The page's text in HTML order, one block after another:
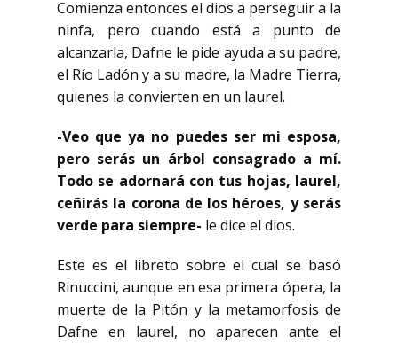
Comienza entonces el dios a perseguir a la
ninfa, pero cuando está a punto de
alcanzarla, Dafne le pide ayuda a su padre,
el Río Ladón y a su madre, la Madre Tierra,
quienes la convierten en un laurel.
-Veo que ya no puedes ser mi esposa,
pero serás un árbol consagrado a mí.
Todo se adornará con tus hojas, laurel,
ceñirás la corona de los héroes, y serás
verde para siempre- le dice el dios.
Este es el libreto sobre el cual se basó
Rinuccini, aunque en esa primera ópera, la
muerte de la Pitón y la metamorfosis de
Dafne en laurel, no aparecen ante el